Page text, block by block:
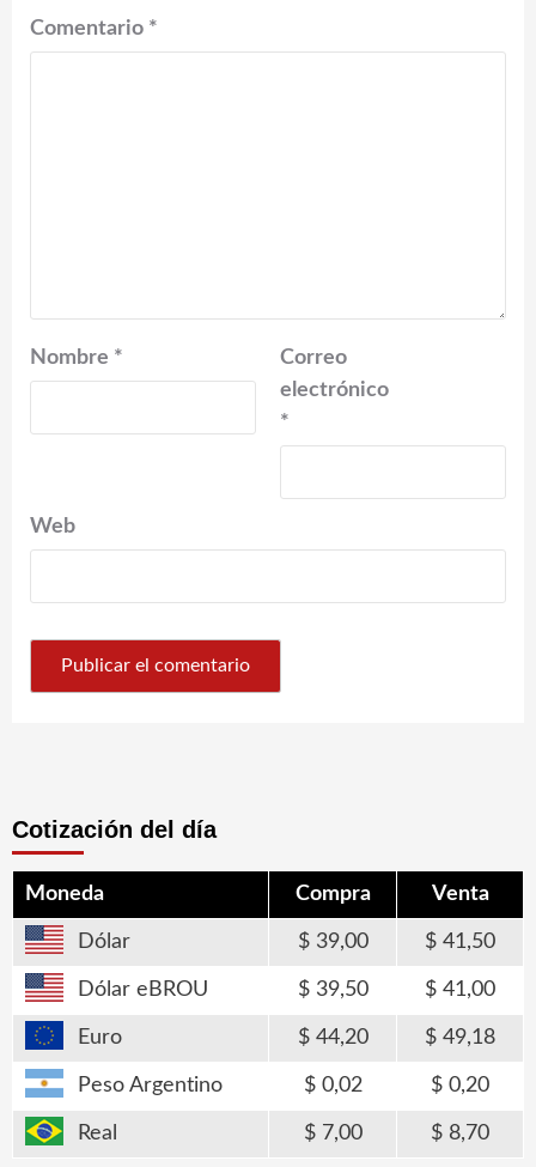
Comentario *
Nombre *
Correo
electrónico
*
Web
Cotización del día
Moneda Compra Venta
Dólar 39,00 41,50
Dólar eBROU 39,50 41,00
Euro 44,20 49,18
Peso Argentino 0,02 0,20
Real 7,00 8,70